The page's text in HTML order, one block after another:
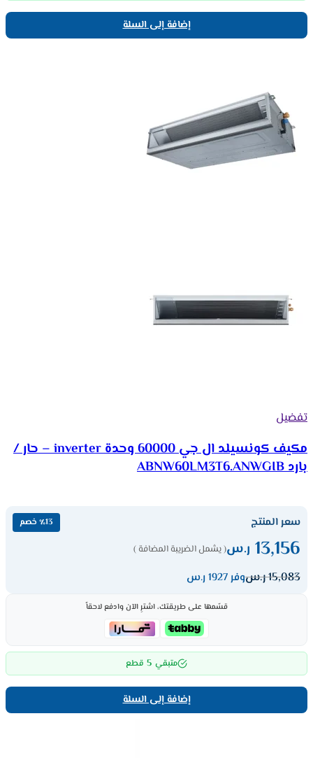
إضافة إلى السلة
تفضيل
مكيف كونسيلد ال جي 60000 وحدة inverter – حار /
بارد ABNW60LM3T6.ANWGIB
سعر المنتج ٪13 خصم
13,156 ر.س( يشمل الضريبة المضافة )
15,083ر.سوفر 1927 ر.س
قسّمها على طريقتك، اشترِ الآن وادفع لاحقاً
متبقي 5 قطع
إضافة إلى السلة